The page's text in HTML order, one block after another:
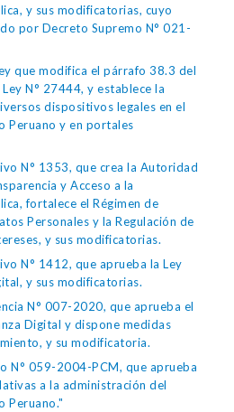
y sus modificatorias, cuyo
por Decreto Supremo N° 021-
que modifica el párrafo 38.3 del
N° 27444, y establece la
dispositivos legales en el
Peruano y en portales
N° 1353, que crea la Autoridad
y Acceso a la
fortalece el Régimen de
Personales y la Regulación de
y sus modificatorias.
N° 1412, que aprueba la Ley
y sus modificatorias.
N° 007-2020, que aprueba el
Digital y dispone medidas
y su modificatoria.
N° 059-2004-PCM, que aprueba
a la administración del
Peruano."